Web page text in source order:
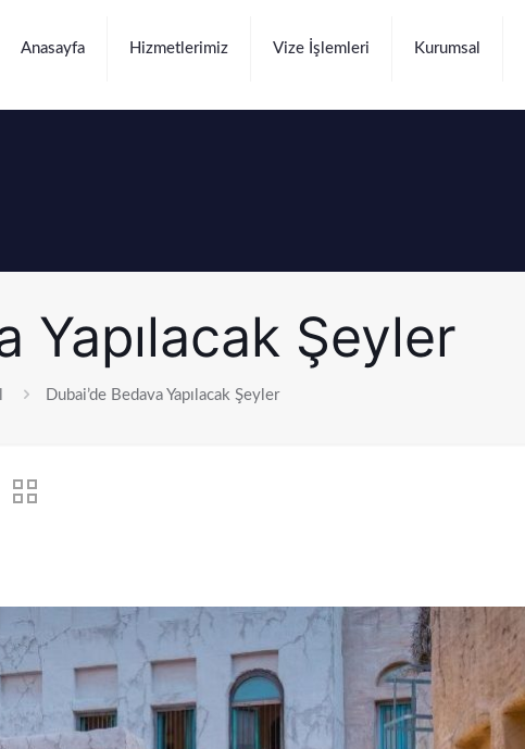
Anasayfa Hizmetlerimiz Vize İşlemleri Kurumsal
Yapılacak Şeyler
Dubai’de Bedava Yapılacak Şeyler